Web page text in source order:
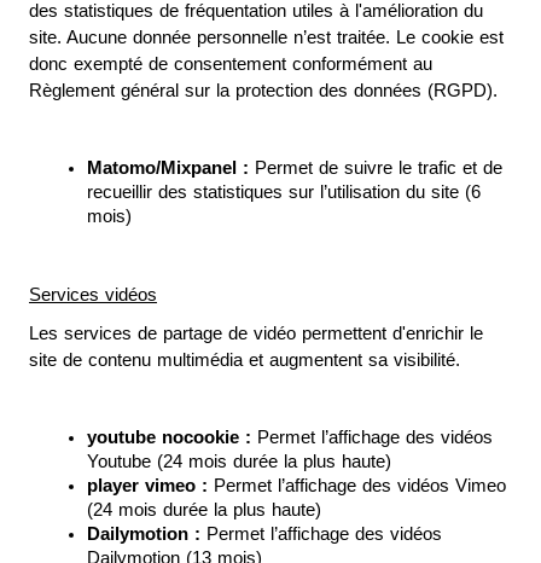
des statistiques de fréquentation utiles à l'amélioration du
site. Aucune donnée personnelle n’est traitée. Le cookie est
donc exempté de consentement conformément au
Règlement général sur la protection des données (RGPD).
Matomo/Mixpanel : Permet de suivre le trafic et de
recueillir des statistiques sur l’utilisation du site (6
mois)
Services vidéos
Les services de partage de vidéo permettent d'enrichir le
site de contenu multimédia et augmentent sa visibilité.
youtube nocookie : Permet l’affichage des vidéos
Youtube (24 mois durée la plus haute)
player vimeo : Permet l’affichage des vidéos Vimeo
(24 mois durée la plus haute)
Dailymotion : Permet l’affichage des vidéos
Dailymotion (13 mois)